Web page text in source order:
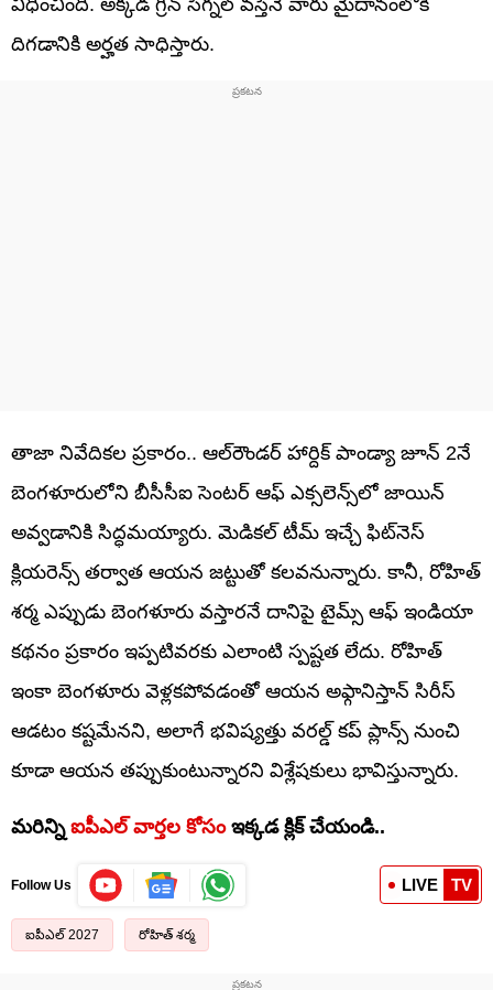
దిగడానికి అర్హత సాధిస్తారు.
తాజా నివేదికల ప్రకారం.. ఆల్‌రౌండర్ హార్దిక్ పాండ్యా జూన్ 2నే
బెంగళూరులోని బీసీసీఐ సెంటర్ ఆఫ్ ఎక్సలెన్స్‌లో జాయిన్
అవ్వడానికి సిద్ధమయ్యారు. మెడికల్ టీమ్ ఇచ్చే ఫిట్‌నెస్
క్లియరెన్స్ తర్వాత ఆయన జట్టుతో కలవనున్నారు. కానీ, రోహిత్
శర్మ ఎప్పుడు బెంగళూరు వస్తారనే దానిపై టైమ్స్ ఆఫ్ ఇండియా
కథనం ప్రకారం ఇప్పటివరకు ఎలాంటి స్పష్టత లేదు. రోహిత్
ఇంకా బెంగళూరు వెళ్లకపోవడంతో ఆయన అఫ్గానిస్తాన్ సిరీస్
ఆడటం కష్టమేనని, అలాగే భవిష్యత్తు వరల్డ్ కప్ ప్లాన్స్ నుంచి
కూడా ఆయన తప్పుకుంటున్నారని విశ్లేషకులు భావిస్తున్నారు.
మరిన్ని ఐపీఎల్ వార్తల కోసంఇక్కడ క్లిక్ చేయండి..
Follow Us LIVE TV
ఐపీఎల్ 2027 రోహిత్ శర్మ